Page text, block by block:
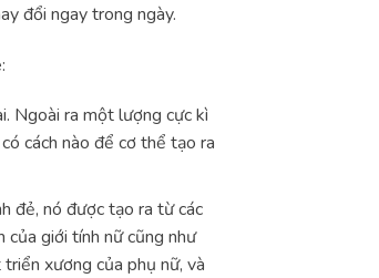
đổi ngay trong ngày.
Ngoài ra một lượng cực kì
cách nào để cơ thể tạo ra
đẻ, nó được tạo ra từ các
của giới tính nữ cũng như
xương của phụ nữ, và